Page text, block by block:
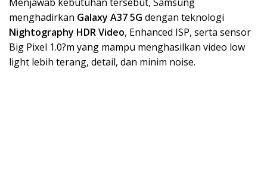
Menjawab kebutuhan tersebut, Samsung
menghadirkan Galaxy A37 5G dengan teknologi
Nightography HDR Video, Enhanced ISP, serta sensor
Big Pixel 1.0?m yang mampu menghasilkan video low
light lebih terang, detail, dan minim noise.